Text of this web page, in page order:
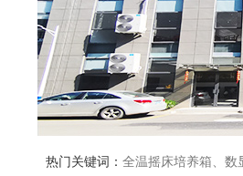
热门关键词： 全温摇床培养箱、数